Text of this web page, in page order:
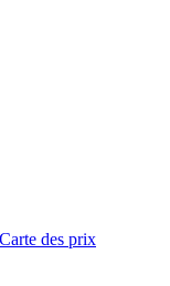
Carte des prix